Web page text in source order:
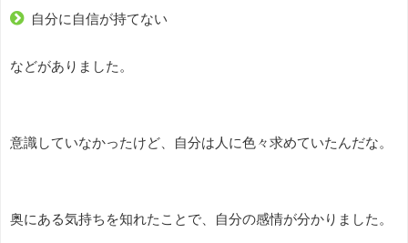
自分に自信が持てない
などがありました。
意識していなかったけど、自分は人に色々求めていたんだな。
奥にある気持ちを知れたことで、自分の感情が分かりました。